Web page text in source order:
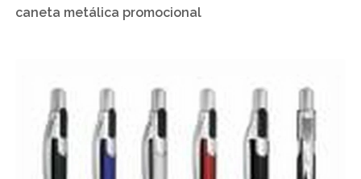
caneta metálica promocional